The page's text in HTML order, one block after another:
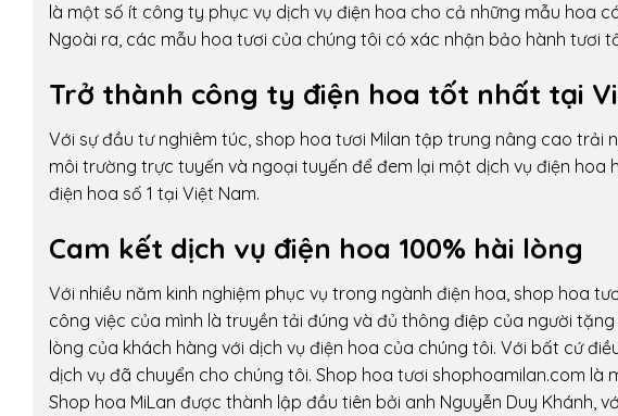
là một số ít công ty phục vụ dịch vụ điện hoa cho cả những mẫu hoa
Ngoài ra, các mẫu hoa tươi của chúng tôi có xác nhận bảo hành tươi
Trở thành công ty điện hoa tốt nhất tại
Với sự đầu tư nghiêm túc, shop hoa tươi Milan tập trung nâng cao trải
môi trường trực tuyến và ngoại tuyến để đem lại một dịch vụ điện
điện hoa số 1 tại Việt Nam.
Cam kết dịch vụ điện hoa 100% hài lòng
Với nhiều năm kinh nghiệm phục vụ trong ngành điện hoa, shop hoa
công việc của mình là truyền tải đúng và đủ thông điệp của người
lòng của khách hàng với dịch vụ điện hoa của chúng tôi. Với bất cứ
dịch vụ đã chuyển cho chúng tôi. Shop hoa tươi shophoamilan.com là
Shop hoa MiLan được thành lập đầu tiên bởi anh Nguyễn Duy Khánh,